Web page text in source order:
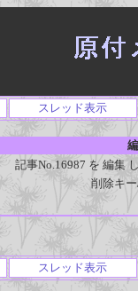
スレッド表示
記事No.16987 を 編集
削除キ
スレッド表示